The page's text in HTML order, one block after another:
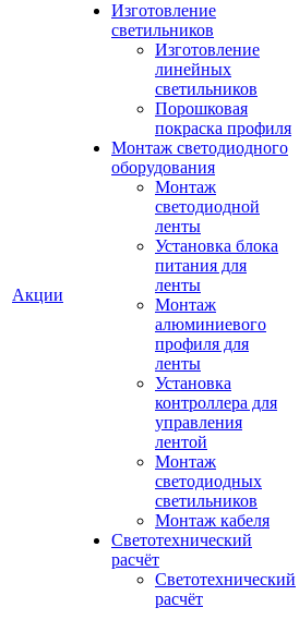
Акции
Изготовление
светильников
Изготовление
линейных
светильников
Порошковая
покраска профиля
Монтаж светодиодного
оборудования
Монтаж
светодиодной
ленты
Установка блока
питания для
ленты
Монтаж
алюминиевого
профиля для
ленты
Установка
контроллера для
управления
лентой
Монтаж
светодиодных
светильников
Монтаж кабеля
Светотехнический
расчёт
Светотехнический
расчёт